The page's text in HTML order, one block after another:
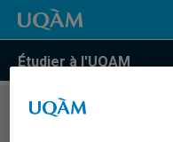
Étudier à l'UQAM
COURS//